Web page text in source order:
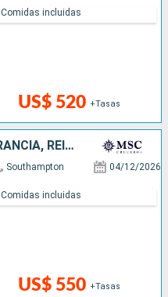
US$ 520 +Tasas
Comidas incluidas
ALEMANIA, PAISES BAJOS, FRANCIA, REINO UNIDO
Southampton 04/12/2026
US$ 550 +Tasas
Comidas incluidas